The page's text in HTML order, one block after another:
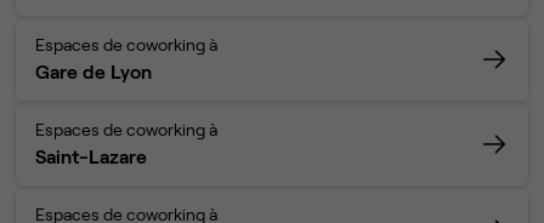
Espaces de coworking à
Gare de Lyon
Espaces de coworking à
Saint-Lazare
Espaces de coworking à